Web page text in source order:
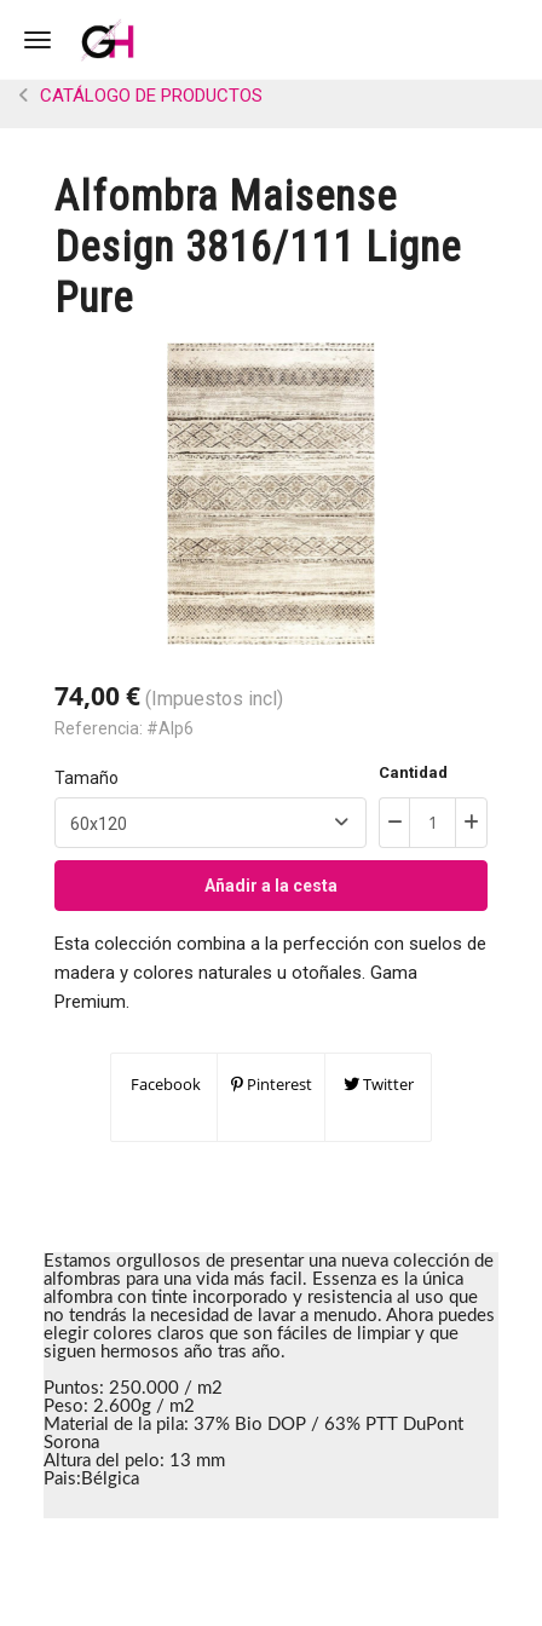
Toggle navigation
CATÁLOGO DE PRODUCTOS
Alfombra Maisense
Design 3816/111 Ligne
Pure
74,00 € (Impuestos incl)
Referencia: #Alp6
Tamaño Cantidad
Añadir a la cesta
Esta colección combina a la perfección con suelos de
madera y colores naturales u otoñales. Gama
Premium.
Facebook Pinterest Twitter
Estamos orgullosos de presentar una nueva colección de
alfombras para una vida más facil. Essenza es la única
alfombra con tinte incorporado y resistencia al uso que
no tendrás la necesidad de lavar a menudo. Ahora puedes
elegir colores claros que son fáciles de limpiar y que
siguen hermosos año tras año.
Puntos: 250.000 / m2
Peso: 2.600g / m2
Material de la pila: 37% Bio DOP / 63% PTT DuPont
Sorona
Altura del pelo: 13 mm
Pais:Bélgica